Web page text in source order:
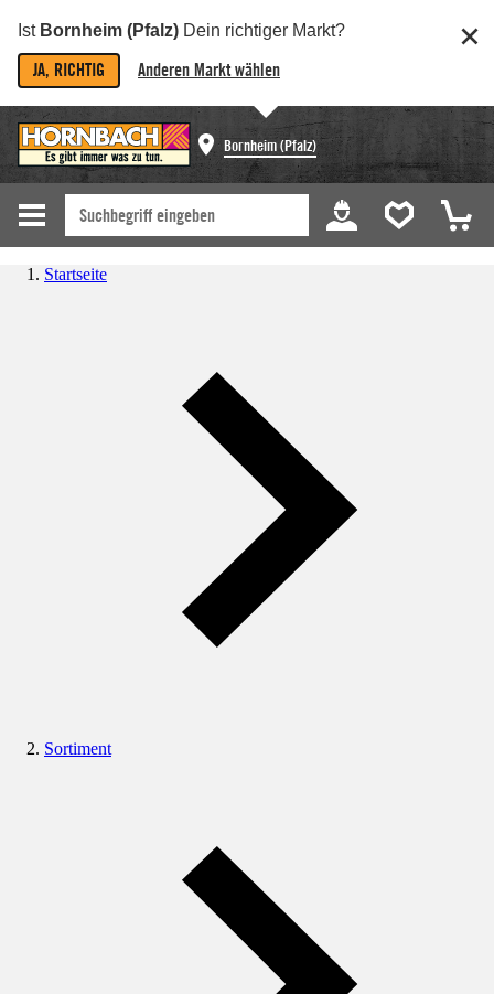
Ist Bornheim (Pfalz) Dein richtiger Markt?
JA, RICHTIG Anderen Markt wählen
Bornheim (Pfalz)
Startseite
Sortiment